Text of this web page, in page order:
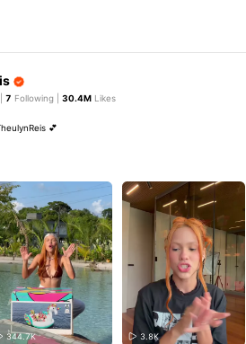
|7 Following |30.4M Likes
💕
344.7K 3.8K